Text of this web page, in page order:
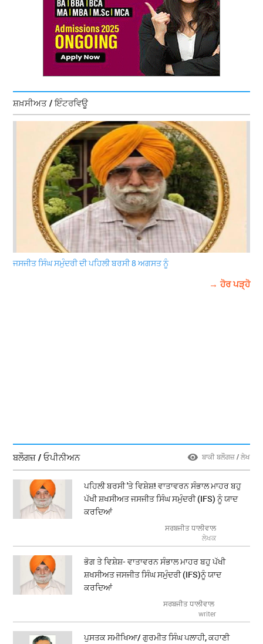
ਸ਼ਖ਼ਸੀਅਤ / ਇੰਟਰਵਿਊ
ਜਸਜੀਤ ਸਿੰਘ ਸਮੁੰਦਰੀ ਦੀ ਪਹਿਲੀ ਬਰਸੀ 8 ਅਗਸਤ ਨੂੰ
→ ਹੋਰ ਪੜ੍ਹੋ
ਬਲੌਗਜ਼ / ਓਪੀਨੀਅਨ ਬਾਕੀ ਬਲੌਗਜ਼ / ਲੇਖ
ਪਹਿਲੀ ਬਰਸੀ 'ਤੇ ਵਿਸ਼ੇਸ਼! ਵਾਤਾਵਰਨ ਸੰਭਾਲ ਮਾਹਰ ਬਹੁ
ਪੱਖੀ ਸ਼ਖਸੀਅਤ ਜਸਜੀਤ ਸਿੰਘ ਸਮੁੰਦਰੀ (IFS) ਨੂੰ ਯਾਦ
ਕਰਦਿਆਂ
ਸਰਬਜੀਤ ਧਾਲੀਵਾਲ
ਲੇਖਕ
ਭੋਗ ਤੇ ਵਿਸ਼ੇਸ਼- ਵਾਤਾਵਰਨ ਸੰਭਾਲ ਮਾਹਰ ਬਹੁ ਪੱਖੀ
ਸ਼ਖਸੀਅਤ ਜਸਜੀਤ ਸਿੰਘ ਸਮੁੰਦਰੀ (IFS)ਨੂੰ ਯਾਦ
ਕਰਦਿਆਂ
ਸਰਬਜੀਤ ਧਾਲੀਵਾਲ
writer
ਪੁਸਤਕ ਸਮੀਖਿਆ/ ਗੁਰਮੀਤ ਸਿੰਘ ਪਲਾਹੀ, ਕਹਾਣੀ